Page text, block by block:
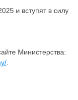
и вступят в силу
Министерства: